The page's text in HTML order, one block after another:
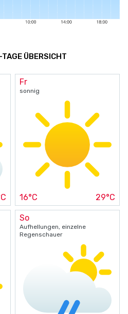
ÜBERSICHT
Fr
sonnig
16°C 29°C
So
Aufhellungen, einzelne
Regenschauer